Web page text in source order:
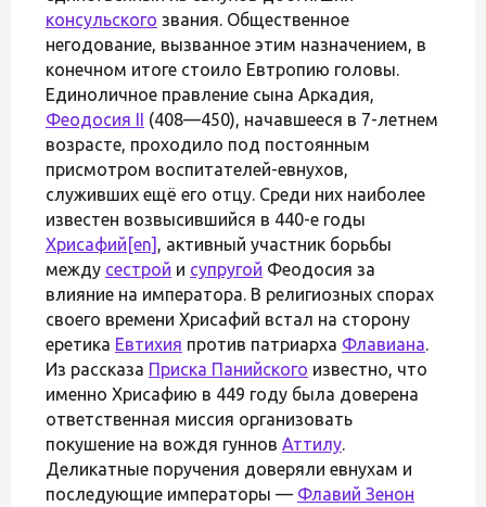
консульского звания. Общественное
негодование, вызванное этим назначением, в
конечном итоге стоило Евтропию головы.
Единоличное правление сына Аркадия,
Феодосия II (408—450), начавшееся в 7-летнем
возрасте, проходило под постоянным
присмотром воспитателей-евнухов,
служивших ещё его отцу. Среди них наиболее
известен возвысившийся в 440-е годы
Хрисафий [en] , активный участник борьбы
между сестрой и супругой Феодосия за
влияние на императора. В религиозных спорах
своего времени Хрисафий встал на сторону
еретика Евтихия против патриарха Флавиана.
Из рассказа Приска Панийского известно, что
именно Хрисафию в 449 году была доверена
ответственная миссия организовать
покушение на вождя гуннов Аттилу.
Деликатные поручения доверяли евнухам и
последующие императоры — Флавий Зенон